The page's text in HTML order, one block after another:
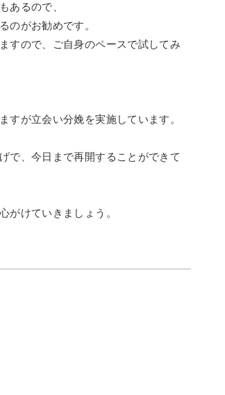
あるので、
のがお勧めです。
すので、ご自身のペースで試してみ
が立会い分娩を実施しています。
で、今日まで再開することができて
がけていきましょう。